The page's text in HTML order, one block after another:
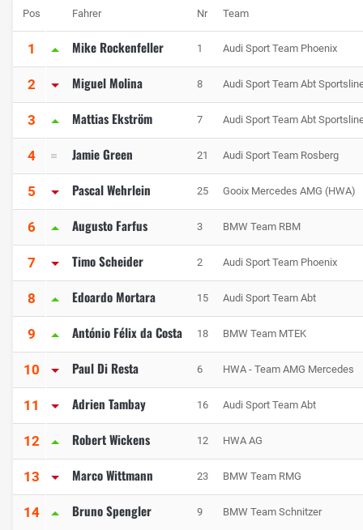
Pos Fahrer Nr Team
1 Mike Rockenfeller 1 Audi Sport Team Phoenix
2 Miguel Molina 8 Audi Sport Team Abt
3 Mattias Ekström 7 Audi Sport Team Abt
4 Jamie Green 21 Audi Sport Team Rosberg
5 Pascal Wehrlein 25 Gooix Mercedes AMG (HWA)
6 Augusto Farfus 3 BMW Team RBM
7 Timo Scheider 2 Audi Sport Team Phoenix
8 Edoardo Mortara 15 Audi Sport Team Abt
9 António Félix da Costa 18 BMW Team MTEK
10 Paul Di Resta 6 HWA - Team AMG Mercedes
11 Adrien Tambay 16 Audi Sport Team Abt
12 Robert Wickens 12 HWA AG
13 Marco Wittmann 23 BMW Team RMG
14 Bruno Spengler 9 BMW Team Schnitzer